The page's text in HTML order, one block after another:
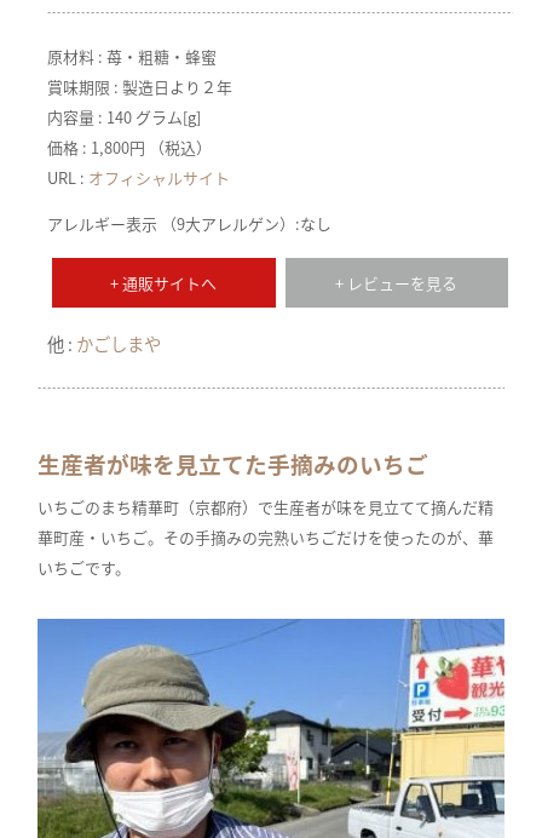
原材料 : 苺・粗糖・蜂蜜
賞味期限 : 製造日より２年
内容量 : 140 グラム[g]
価格 : 1,800円 （税込）
URL : オフィシャルサイト
アレルギー表示 （9大アレルゲン）:なし
+ 通販サイトへ + レビューを見る
他 : かごしまや
生産者が味を見立てた手摘みのいちご
いちごのまち精華町（京都府）で生産者が味を見立てて摘んだ精
華町産・いちご。その手摘みの完熟いちごだけを使ったのが、華
いちごです。